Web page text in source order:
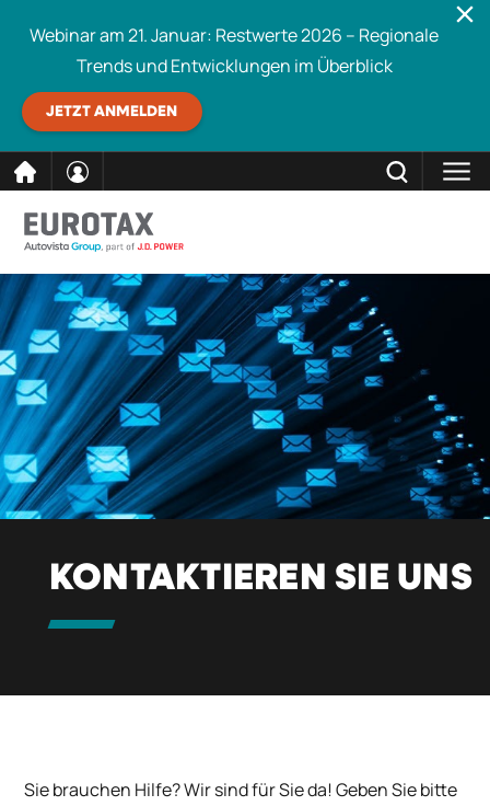
direkt
zum
Inhalt
Webinar am 21. Januar: Restwerte 2026 – Regionale
Trends und Entwicklungen im Überblick
JETZT ANMELDEN
Eurotax durchsuchen
KONTAKTIEREN SIE UNS
Sie brauchen Hilfe? Wir sind für Sie da! Geben Sie bitte